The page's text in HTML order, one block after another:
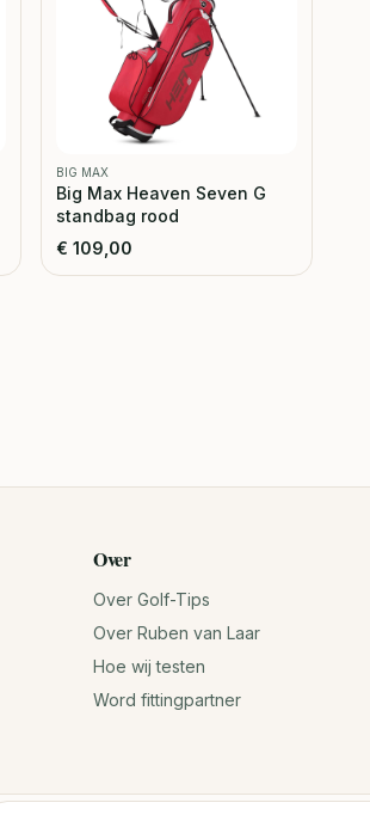
BIG MAX
Big Max Heaven Seven G
standbag rood
€ 109,00
Over
Over Golf-Tips
Over Ruben van Laar
Hoe wij testen
Word fittingpartner